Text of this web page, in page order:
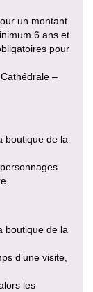
un montant
6 ans et
pour
–
boutique de la
boutique de la
d’une visite,
les